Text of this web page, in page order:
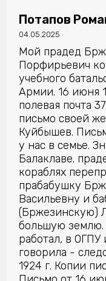
Потапов
04.05.2025
Мой прадед
Порфирьевич
учебного
Армии. 16 июня
полевая почта
письмо своей
Куйбышев.
у нас в семье.
Балаклаве.
кораблях
прабабушку
Васильевну и
(Бржезинскую)
большую землю.
работал, в
говорила -
1924 г. Копии